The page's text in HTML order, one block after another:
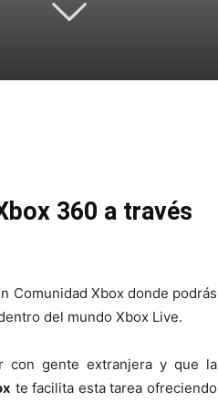
360 a través
Comunidad Xbox donde podrás
del mundo Xbox Live.
con gente extranjera y que la
te facilita esta tarea ofreciendo